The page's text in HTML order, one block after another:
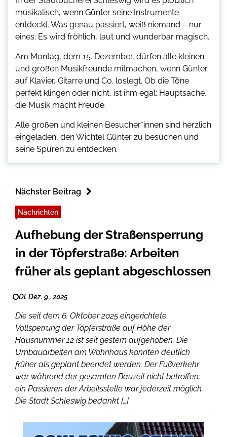
musikalisch, wenn Günter seine Instrumente
entdeckt. Was genau passiert, weiß niemand – nur
eines: Es wird fröhlich, laut und wunderbar magisch.
Am Montag, dem 15. Dezember, dürfen alle kleinen
und großen Musikfreunde mitmachen, wenn Günter
auf Klavier, Gitarre und Co. loslegt. Ob die Töne
perfekt klingen oder nicht, ist ihm egal: Hauptsache,
die Musik macht Freude.
Alle großen und kleinen Besucher*innen sind herzlich
eingeladen, den Wichtel Günter zu besuchen und
seine Spuren zu entdecken.
Nächster Beitrag
Nachrichten
Aufhebung der Straßensperrung
in der Töpferstraße: Arbeiten
früher als geplant abgeschlossen
Di. Dez. 9 , 2025
Die seit dem 6. Oktober 2025 eingerichtete
Vollsperrung der Töpferstraße auf Höhe der
Hausnummer 12 ist seit gestern aufgehoben. Die
Umbauarbeiten am Wohnhaus konnten deutlich
früher als geplant beendet werden. Der Fußverkehr
war während der gesamten Bauzeit nicht betroffen;
ein Passieren der Arbeitsstelle war jederzeit möglich.
Die Stadt Schleswig bedankt […]